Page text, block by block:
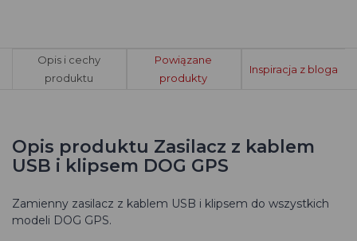
Opis i cechy
produktu
Powiązane
produkty
Inspiracja z bloga
Opis produktu Zasilacz z kablem
USB i klipsem DOG GPS
Zamienny zasilacz z kablem USB i klipsem do wszystkich
modeli DOG GPS.